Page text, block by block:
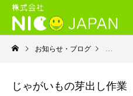
お知らせ・ブログ 就労
じゃがいもの芽出し作業